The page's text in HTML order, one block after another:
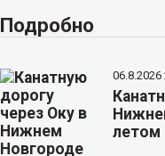
Подробно
06.8.2026
летом